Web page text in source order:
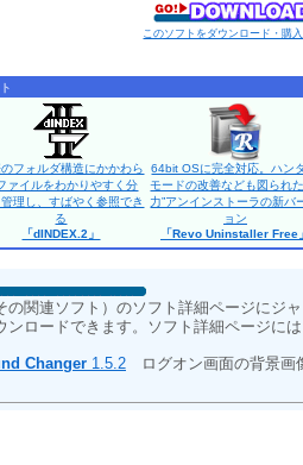
このソフトをダウンロード・購
フォルダ構造にかかわら
ァイルをわかりやすく分
理し、すばやく参照でき
る
「dINDEX.2」
64bit OSに完全対応。ハン
モードの改善なども図られ
力”アンインストーラの新バ
ョン
「Revo Uninstaller Free
の関連ソフト）のソフト詳細ページにジ
ンロードできます。ソフト詳細ページに
Changer 1.5.2 ログオン画面の背景画